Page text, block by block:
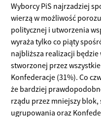
Wyborcy PiS najrzadziej
wierzą w możliwość
politycznej i utworzenia
wyraża tylko co piąty
najbliższa realizacji
stworzonej przez
Konfederacje (31%). Co
że bardziej
rządu przez mniejszy blok,
ugrupowania oraz